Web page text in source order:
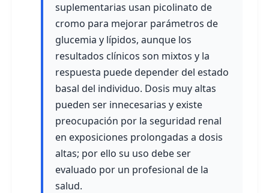
suplementarias usan picolinato de
cromo para mejorar parámetros de
glucemia y lípidos, aunque los
resultados clínicos son mixtos y la
respuesta puede depender del estado
basal del individuo. Dosis muy altas
pueden ser innecesarias y existe
preocupación por la seguridad renal
en exposiciones prolongadas a dosis
altas; por ello su uso debe ser
evaluado por un profesional de la
salud.